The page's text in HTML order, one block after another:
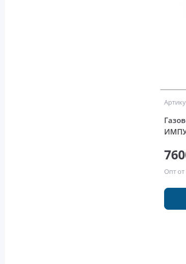
Опт от